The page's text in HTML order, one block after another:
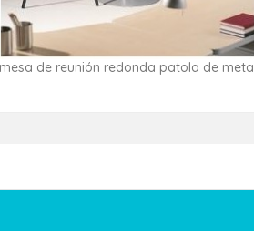
mesa de reunión redonda patola de metal